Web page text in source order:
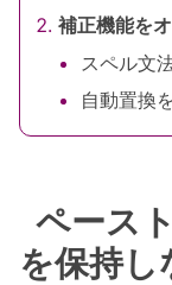
補正機能を
スペル文
自動置換
ペース
を保持し